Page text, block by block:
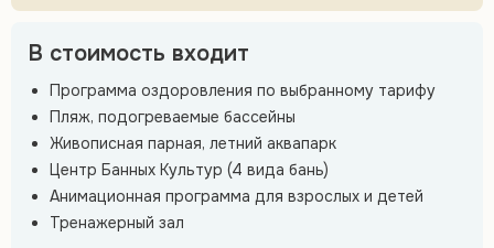
В стоимость входит
Программа оздоровления по выбранному тарифу
Пляж, подогреваемые бассейны
Живописная парная, летний аквапарк
Центр Банных Культур (4 вида бань)
Анимационная программа для взрослых и детей
Тренажерный зал